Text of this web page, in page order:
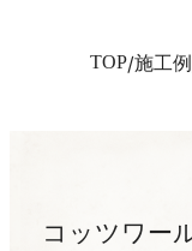
TOP 施工例
コッツワー